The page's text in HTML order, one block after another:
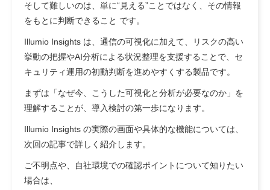
そして難しいのは、単に“見える”ことではなく、その情報
をもとに判断できること です。
Illumio Insights は、通信の可視化に加えて、リスクの高い
挙動の把握やAI分析による状況整理を支援することで、セ
キュリティ運用の初動判断を進めやすくする製品です。
まずは「なぜ今、こうした可視化と分析が必要なのか」を
理解することが、導入検討の第一歩になります。
Illumio Insights の実際の画面や具体的な機能については、
次回の記事で詳しく紹介します。
ご不明点や、自社環境での確認ポイントについて知りたい
場合は、